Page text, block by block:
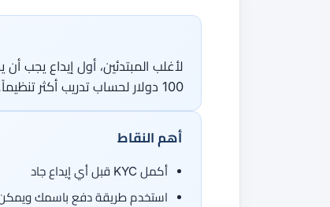
جميع الأدوات
100 دولار لحساب تدريب أكثر تنظيماً. لا تودع مبلغاً كبيراً قبل توثيق الحساب واختبار سحب صغير.
أهم النقاط
أكمل KYC قبل أي إيداع جاد
استخدم طريقة دفع باسمك ويمكن